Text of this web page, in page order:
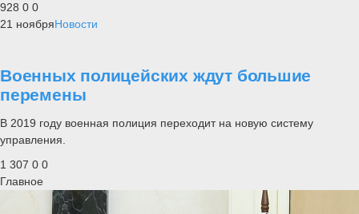
928 0 0
21 ноябряНовости
Военных полицейских ждут большие
перемены
В 2019 году военная полиция переходит на новую систему
управления.
1 307 0 0
Главное